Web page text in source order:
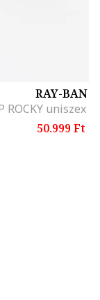
RAY-BAN
50.999 Ft